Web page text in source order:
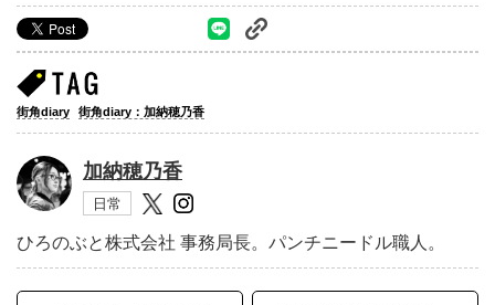
街角diary 街角diary：加納穂乃香
加納穂乃香
日常
ひろのぶと株式会社 事務局長。パンチニードル職人。